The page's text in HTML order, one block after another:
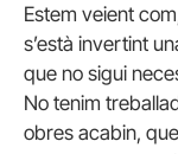
Estem veient
s’està invertint
que no sigui
No tenim
obres acabin,